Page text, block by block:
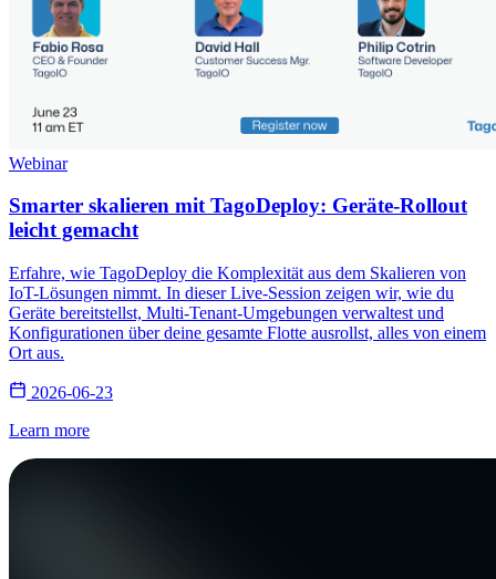
Webinar
Smarter skalieren mit TagoDeploy: Geräte-Rollout
leicht gemacht
Erfahre, wie TagoDeploy die Komplexität aus dem Skalieren von
IoT-Lösungen nimmt. In dieser Live-Session zeigen wir, wie du
Geräte bereitstellst, Multi-Tenant-Umgebungen verwaltest und
Konfigurationen über deine gesamte Flotte ausrollst, alles von einem
Ort aus.
2026-06-23
Learn more